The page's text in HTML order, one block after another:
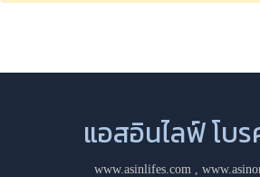
แอสอินไลฟ์ โบร
www.asinlifes.com,